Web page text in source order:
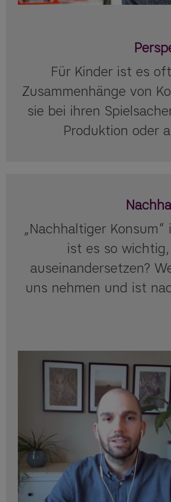
Für Kinder ist es
Zusammenhänge von
sie bei ihren
Produktion oder
„Nachhaltiger
ist es so
auseinandersetzen?
uns nehmen und ist